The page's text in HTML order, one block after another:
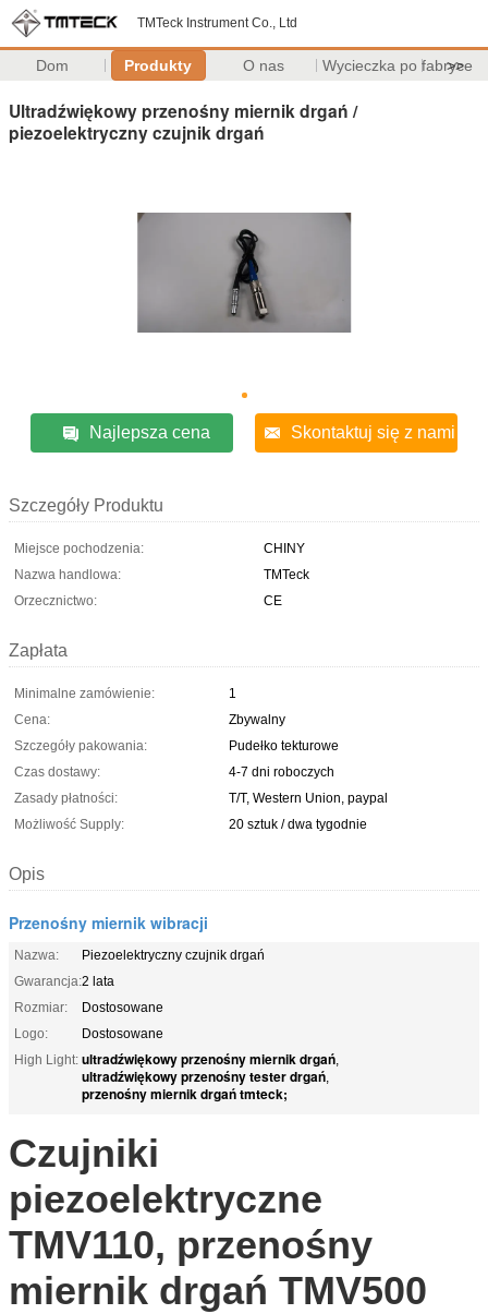
TMTeck Instrument Co., Ltd
Dom Produkty O nas Wycieczka po fabryce
>>
Ultradźwiękowy przenośny miernik drgań /
piezoelektryczny czujnik drgań
Najlepsza cena Skontaktuj się z nami
Szczegóły Produktu
Miejsce pochodzenia:
CHINY
Nazwa handlowa:
TMTeck
Orzecznictwo:
CE
Zapłata
Minimalne zamówienie:
1
Cena:
Zbywalny
Szczegóły pakowania:
Pudełko tekturowe
Czas dostawy:
4-7 dni roboczych
Zasady płatności:
T/T, Western Union, paypal
Możliwość Supply:
20 sztuk / dwa tygodnie
Opis
Przenośny miernik wibracji
Nazwa:
Piezoelektryczny czujnik drgań
Gwarancja:2 lata
Rozmiar:
Dostosowane
Logo:
Dostosowane
High Light: ultradźwiękowy przenośny miernik drgań,
ultradźwiękowy przenośny tester drgań,
przenośny miernik drgań tmteck;
Czujniki
piezoelektryczne
TMV110, przenośny
miernik drgań TMV500